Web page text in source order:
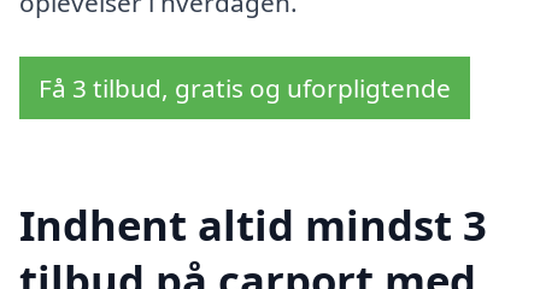
Få 3 tilbud, gratis og uforpligtende
Indhent altid mindst 3